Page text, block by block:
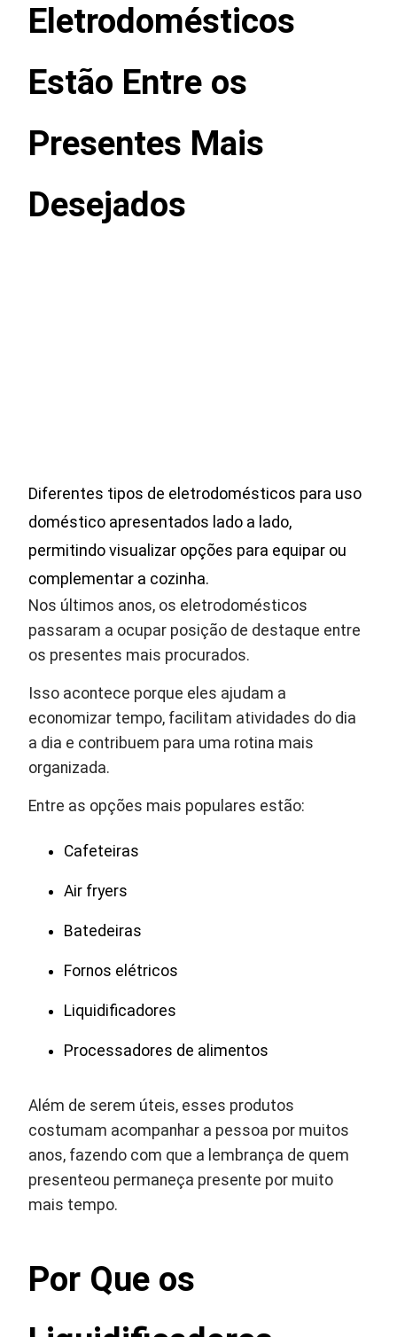
Eletrodomésticos
Estão Entre os
Presentes Mais
Desejados
Diferentes tipos de eletrodomésticos para uso
doméstico apresentados lado a lado,
permitindo visualizar opções para equipar ou
complementar a cozinha.
Nos últimos anos, os eletrodomésticos
passaram a ocupar posição de destaque entre
os presentes mais procurados.
Isso acontece porque eles ajudam a
economizar tempo, facilitam atividades do dia
a dia e contribuem para uma rotina mais
organizada.
Entre as opções mais populares estão:
Cafeteiras
Air fryers
Batedeiras
Fornos elétricos
Liquidificadores
Processadores de alimentos
Além de serem úteis, esses produtos
costumam acompanhar a pessoa por muitos
anos, fazendo com que a lembrança de quem
presenteou permaneça presente por muito
mais tempo.
Por Que os